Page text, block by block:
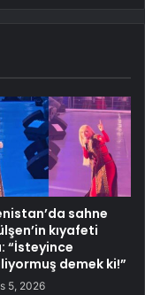
sahne
kıyafeti
“İsteyince
demek ki!”
5, 2026